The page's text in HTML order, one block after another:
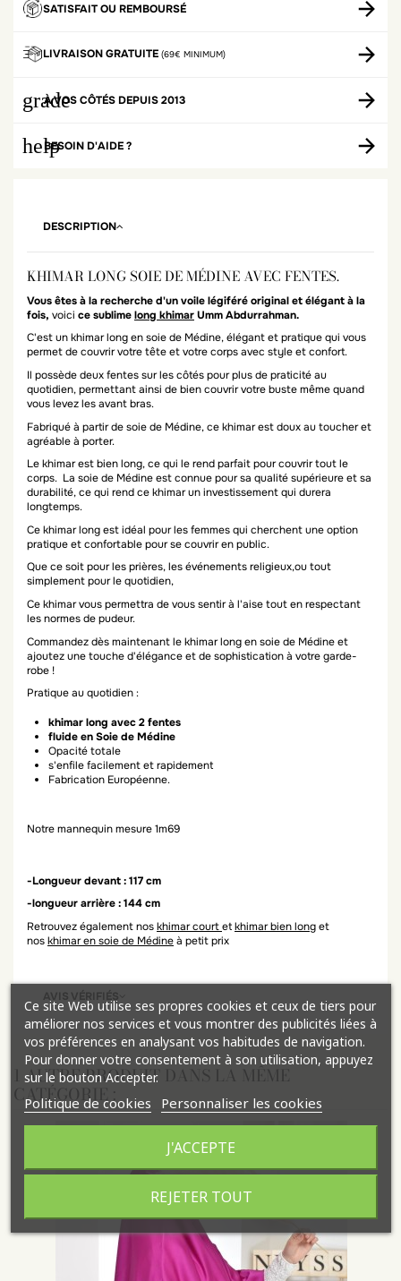
SATISFAIT OU REMBOURSÉ
LIVRAISON GRATUITE (69€ MINIMUM)
grade
À VOS CÔTÉS DEPUIS 2013
helpBESOIN D'AIDE ?
DESCRIPTION
KHIMAR LONG SOIE DE MÉDINE AVEC FENTES.
Vous êtes à la recherche d'un voile légiféré original et élégant à la
fois, voici ce sublimelong khimarUmm Abdurrahman.
C'est un khimar long en soie de Médine, élégant et pratique qui vous
permet de couvrir votre tête et votre corps avec style et confort.
Il possède deux fentes sur les côtés pour plus de praticité au
quotidien, permettant ainsi de bien couvrir votre buste même quand
vous levez les avant bras.
Fabriqué à partir de soie de Médine, ce khimar est doux au toucher et
agréable à porter.
Le khimar est bien long, ce qui le rend parfait pour couvrir tout le
corps. La soie de Médine est connue pour sa qualité supérieure et sa
durabilité, ce qui rend ce khimar un investissement qui durera
longtemps.
Ce khimar long est idéal pour les femmes qui cherchent une option
pratique et confortable pour se couvrir en public.
Que ce soit pour les prières, les événements religieux,ou tout
simplement pour le quotidien,
Ce khimar vous permettra de vous sentir à l'aise tout en respectant
les normes de pudeur.
Commandez dès maintenant le khimar long en soie de Médine et
ajoutez une touche d'élégance et de sophistication à votre garde-
robe !
Pratique au quotidien :
khimar long avec 2 fentes
fluide en Soie de Médine
Opacité totale
s'enfile facilement et rapidement
Fabrication Européenne.
Notre mannequin mesure 1m69
-Longueur devant : 117 cm
-longueur arrière : 144 cm
Retrouvez également noskhimar courtetkhimar bien longet
noskhimar en soie de Médineà petit prix
AVIS VÉRIFIÉS
1 AUTRE PRODUIT DANS LA MÊME
CATÉGORIE :
Ce site Web utilise ses propres cookies et ceux de tiers pour
améliorer nos services et vous montrer des publicités liées à
vos préférences en analysant vos habitudes de navigation.
Pour donner votre consentement à son utilisation, appuyez
sur le bouton Accepter.
Politique de cookies Personnaliser les cookies
REJETER TOUT
J'ACCEPTE